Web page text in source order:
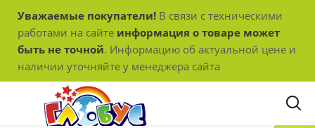
Уважаемые покупатели! В связи с техническими
работами на сайте информация о товаре может
быть не точной. Информацию об актуальной цене и
наличии уточняйте у менеджера сайта